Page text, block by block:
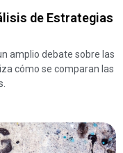
de Estrategias
amplio debate sobre las
cómo se comparan las